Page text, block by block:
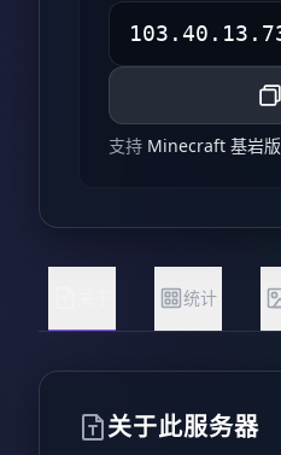
支持 Minecraft 基岩版
统计
关于此服务器